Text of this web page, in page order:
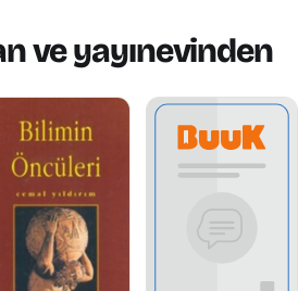
ve yayınevinden